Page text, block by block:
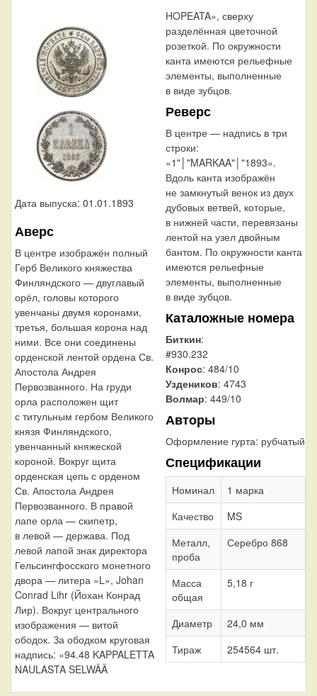
Дата выпуска: 01.01.1893
Аверс
В центре изображён полный
Герб Великого княжества
Финляндского — двуглавый
орёл, головы которого
увенчаны двумя коронами,
третья, большая корона над
ними. Все они соединены
орденской лентой ордена Св.
Апостола Андрея
Первозванного. На груди
орла расположен щит
с титульным гербом Великого
князя Финляндского,
увенчанный княжеской
короной. Вокруг щита
орденская цепь с орденом
Св. Апостола Андрея
Первозванного. В правой
лапе орла — скипетр,
в левой — держава. Под
левой лапой знак директора
Гельсингфосского монетного
двора — литера «L», Johan
Conrad Lihr (Йохан Конрад
Лир). Вокруг центрального
изображения — витой
ободок. За ободком круговая
надпись: «94.48 KAPPALETTA
NAULASTA SELWÄÄ
HOPEATA», сверху
разделённая цветочной
розеткой. По окружности
канта имеются рельефные
элементы, выполненные
в виде зубцов.
Реверс
В центре — надпись в три
строки:
«1"│"MARKAA"│"1893».
Вдоль канта изображён
не замкнутый венок из двух
дубовых ветвей, которые,
в нижней части, перевязаны
лентой на узел двойным
бантом. По окружности канта
имеются рельефные
элементы, выполненные
в виде зубцов.
Каталожные номера
Биткин:
#930.232
Конрос: 484/10
Уздеников: 4743
Волмар: 449/10
Авторы
Оформление гурта: рубчатый
Спецификации
Номинал
1 марка
Качество
MS
Металл,
проба
Серебро 868
Масса
общая
5,18 г
Диаметр
24,0 мм
Тираж
254564 шт.